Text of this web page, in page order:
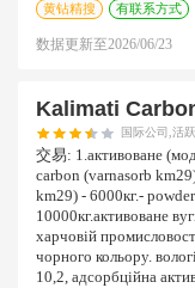
黄钻精搜 有联系方式
数据更新至2026/06/23
Kalimati
国际公司,活
交易: 1.активоване
carbon (varnasorb
km29) - 6000кг.-
10000кг.активоване
харчовій
чорного кольору.
10,2, адсорбційна